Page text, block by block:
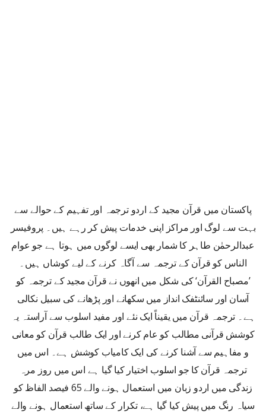
پاکستان میں قرآن مجید کے اردو ترجمہ اور تفہیم کے حوالے سے
بہت سے لوگ اور مراکز اپنی خدمات پیش کر رہے ہیں۔ پروفیسر
عبدالرحمٰن طاہر کا شمار بھی ایسے لوگوں میں ہوتا ہے جو عوام
الناس کو قرآن کے ترجمہ سے آگاہ کرنے کے لیے کوشاں ہیں۔
’مصباح القرآن‘ کی شکل میں انھوں نے قرآن مجید کے ترجمہ کو
آسان اور سائنٹفک انداز میں سکھانے اور پڑھانے کی سبیل نکالی
ہے۔ ترجمہ قرآن میں یقیناً ایک نئے اور مفید اسلوب سے آراستہ یہ
کوشش قرآنی مطالب کو عام کرنے اور ایک طالب قرآن کو معانی
و مفاہیم سے آشنا کرنے کی ایک کامیاب کوشش ہے۔ اس میں
ترجمہ قرآن کا جو اسلوب اختیار کیا گیا ہے اس میں روز مرہ
زندگی میں اردو زبان میں استعمال ہونے والے 65 فیصد الفاظ کو
سیاہ رنگ میں پیش کیا گیا ہے، تکرار کے ساتھ استعمال ہونے والے